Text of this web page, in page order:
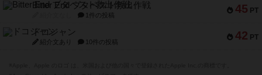
45 PT
Bitter End ブタペスト救出作戦
1件の投稿
42 PT
ドコジャン
紹介文あり 10件の投稿